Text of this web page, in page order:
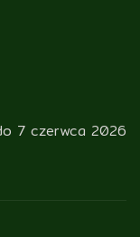
7 czerwca 2026